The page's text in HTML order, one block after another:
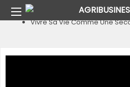
Pays
Burkina
Vivre Sa Vie Comme Une